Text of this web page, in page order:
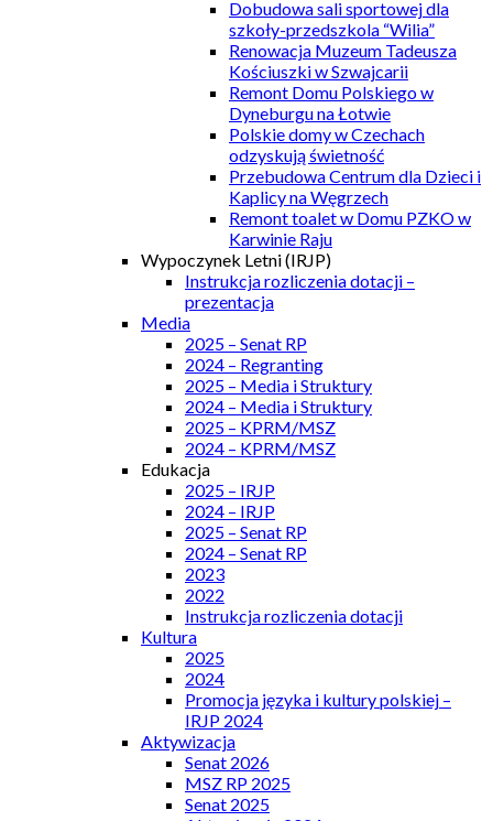
Dobudowa sali sportowej dla
szkoły-przedszkola “Wilia”
Renowacja Muzeum Tadeusza
Kościuszki w Szwajcarii
Remont Domu Polskiego w
Dyneburgu na Łotwie
Polskie domy w Czechach
odzyskują świetność
Przebudowa Centrum dla Dzieci i
Kaplicy na Węgrzech
Remont toalet w Domu PZKO w
Karwinie Raju
Wypoczynek Letni (IRJP)
Instrukcja rozliczenia dotacji –
prezentacja
Media
2025 – Senat RP
2024 – Regranting
2025 – Media i Struktury
2024 – Media i Struktury
2025 – KPRM/MSZ
2024 – KPRM/MSZ
Edukacja
2025 – IRJP
2024 – IRJP
2025 – Senat RP
2024 – Senat RP
2023
2022
Instrukcja rozliczenia dotacji
Kultura
2025
2024
Promocja języka i kultury polskiej –
IRJP 2024
Aktywizacja
Senat 2026
MSZ RP 2025
Senat 2025